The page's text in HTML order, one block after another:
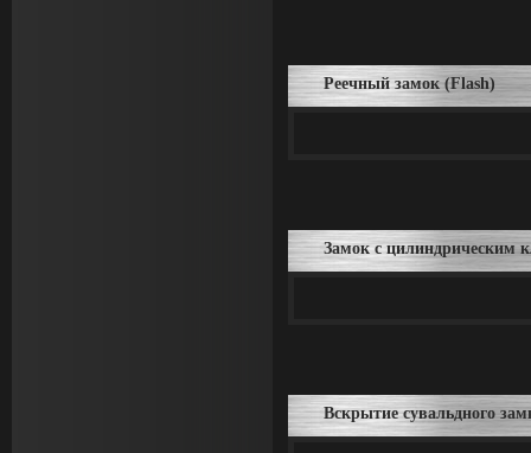
Реечный замок (Flash)
Замок с цилиндрическим
Вскрытие сувальдного